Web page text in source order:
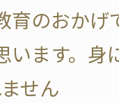
育のおかげ
ます。身
せん